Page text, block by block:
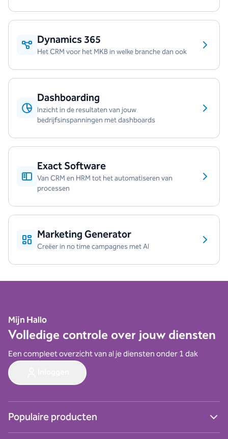
Dynamics 365
Het CRM voor het MKB in welke branche dan ook
Dashboarding
Inzicht in de resultaten van jouw
bedrijfsinspanningen met dashboards
Exact Software
Van CRM en HRM tot het automatiseren van
processen
Marketing Generator
Creëer in no time campagnes met AI
Mijn Hallo
Volledige controle over jouw diensten
Een compleet overzicht van al je diensten onder 1 dak
Populaire producten